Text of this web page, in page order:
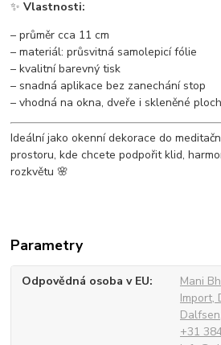
✨Vlastnosti:
– průměr cca 11 cm
– materiál: průsvitná samolepicí fólie
– kvalitní barevný tisk
– snadná aplikace bez zanechání stop
– vhodná na okna, dveře i skleněné
Ideální jako okenní dekorace do
prostoru, kde chcete podpořit klid,
rozkvětu 🌸
Parametry
Odpovědná osoba v EU
Mani
Import,
+31